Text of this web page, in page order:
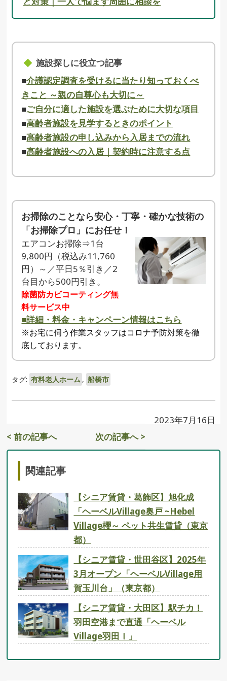
施設探しに役立つ記事
■介護認定調査を受けるに当たり知っておくべ
きこと ～親の自尊心も大切に～
■ご自分に適した施設を選ぶために大切な項目
■高齢者施設を見学するときのポイント
■高齢者施設の申し込みから入居までの流れ
■高齢者施設への入居｜契約時に注意する点
お掃除のことなら安心・丁寧・確かな技術の
「お掃除プロ」にお任せ！
エアコンお掃除⇒1台
9,800円（税込み11,760
円）～／平日5％引き／2
台目から500円引き。
除菌防カビコーティング無
料サービス中
■詳細・料金・キャンペーン情報はこちら
※お宅に伺う作業スタッフはコロナ予防対策を徹
底しております。
タグ: 有料老人ホーム , 船橋市
2023年7月16日
< 前の記事へ
次の記事へ >
関連記事
【シニア賃貸・葛飾区】旭化成
「ヘーベルVillage奥戸 ~Hebel
Village櫻～ ペット共生賃貸（東京
都）
【シニア賃貸・世田谷区】2025年
3月オープン「ヘーベルVillage用
賀玉川台」（東京都）
【シニア賃貸・大田区】駅チカ！
羽田空港まで直通「ヘーベル
Village羽田Ⅰ」